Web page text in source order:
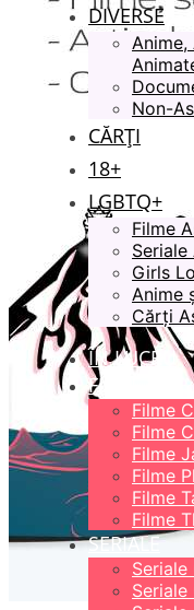
DIVERSE
Anime,
Non-
CĂRȚI
18+
LGBTQ+
Filme
Seriale
Girls
Anime
Cărți
ÎN LUCRU
FILME
Filme
Filme
Filme
Filme
Filme
Filme
SERIALE
Seriale
Seriale